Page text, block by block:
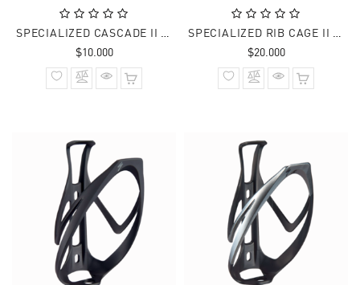
SPECIALIZED CASCADE II COMPOSITE CAGE BLK
$10.000Precio
normal
SPECIALIZED RIB CAGE II BRILLANTE BLK
$20.000Precio
normal